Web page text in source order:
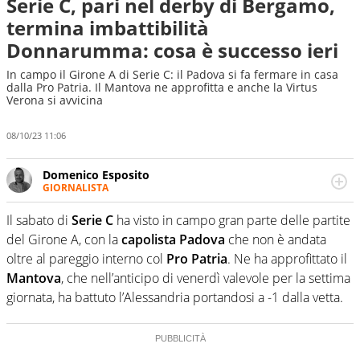
termina imbattibilità
Donnarumma: cosa è successo ieri
In campo il Girone A di Serie C: il Padova si fa fermare in casa
dalla Pro Patria. Il Mantova ne approfitta e anche la Virtus
Verona si avvicina
08/10/23 11:06
Domenico Esposito
GIORNALISTA
Da vent’anni in campo e sul campo per vivere ogni evento
in tutte le sue sfaccettature. Passione smisurata per il
calcio e per la sfera di cuoio. Il pallone è una cosa
serissima, guai a dirgli di no
Il sabato di Serie C ha visto in campo gran parte delle partite
del Girone A, con lacapolista Padova che non è andata
oltre al pareggio interno col Pro Patria. Ne ha approfittato il
Mantova, che nell’anticipo di venerdì valevole per la settima
giornata, ha battuto l’Alessandria portandosi a -1 dalla vetta.